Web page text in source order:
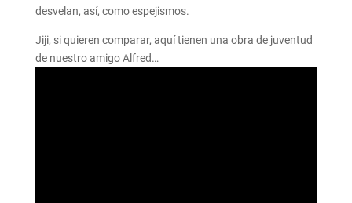
desvelan, así, como espejismos.
Jiji, si quieren comparar, aquí tienen una obra de juventud
de nuestro amigo Alfred…